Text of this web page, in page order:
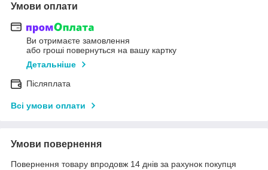
Умови оплати
Ви отримаєте замовлення
або гроші повернуться на вашу картку
Детальніше
Післяплата
Всі умови оплати
Умови повернення
Повернення товару впродовж 14 днів за рахунок покупця